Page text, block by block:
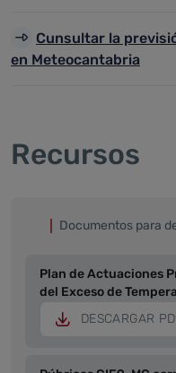
Cunsultar la
en Meteocantabria
Recursos
Documentos para
Plan de Actuaciones
del Exceso de
DESCARGAR